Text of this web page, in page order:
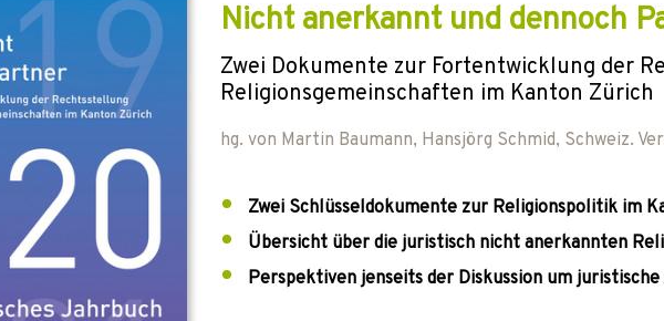
Nicht anerkannt und dennoch
Zwei Dokumente zur Fortentwicklung der
Religionsgemeinschaften im Kanton Zürich
hg. von Martin Baumann, Hansjörg Schmid, Schweiz.
Zwei Schlüsseldokumente zur Religionspolitik im
Übersicht über die juristisch nicht anerkannten
Perspektiven jenseits der Diskussion um